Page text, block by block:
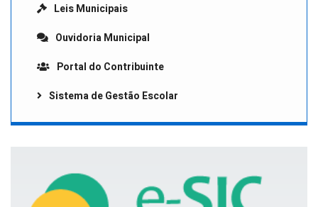
Leis Municipais
Ouvidoria Municipal
Portal do Contribuinte
Sistema de Gestão Escolar